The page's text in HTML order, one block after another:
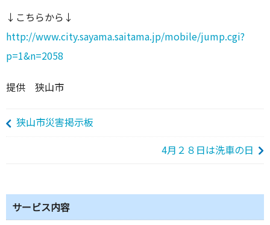
↓こちらから↓
http://www.city.sayama.saitama.jp/mobile/jump.cgi?
p=1&n=2058
提供 狭山市
狭山市災害掲示板
4月２８日は洗車の日
サービス内容